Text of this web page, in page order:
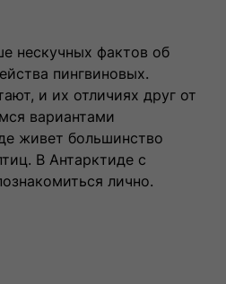
нескучных фактов об
пингвиновых.
и их отличиях друг от
вариантами
живет большинство
В Антарктиде с
лично.